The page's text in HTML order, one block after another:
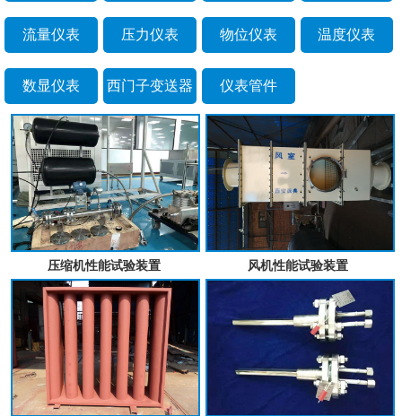
流量仪表 压力仪表 物位仪表 温度仪表
数显仪表 西门子变送器 仪表管件
压缩机性能试验装置 风机性能试验装置